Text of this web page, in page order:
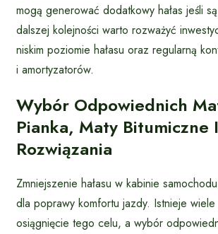
mogą generować dodatkowy hałas jeśli
dalszej kolejności warto rozważyć
niskim poziomie hałasu oraz regularną
i amortyzatorów.
Wybór Odpowiednich
Pianka, Maty Bitumiczne
Rozwiązania
Zmniejszenie hałasu w kabinie
dla poprawy komfortu jazdy. Istnieje
osiągnięcie tego celu, a wybór